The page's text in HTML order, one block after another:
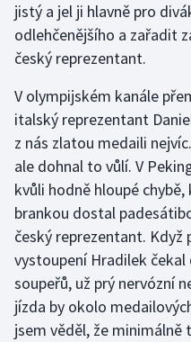
Judo
Krasobruslení
Lezení
Lyže a snowboard
Moderní pětiboj
Motorsport
Olympijské hry
Parasport
jistý a jel ji hlavně pro
odlehčenějšího a zařadit
český reprezentant.
V olympijském kanále
italský reprezentant
z nás zlatou medaili
ale dohnal to vůlí. V
kvůli hodně hloupé
brankou dostal
český reprezentant. Když
vystoupení Hradilek čekal
soupeřů, už prý nervózní
jízda by okolo
jsem věděl, že